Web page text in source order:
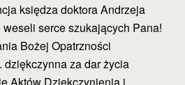
księdza doktora Andrzeja
serce szukających Pana!
Bożej Opatrzności
dziękczynna za dar życia
Aktów Dziękczynienia i